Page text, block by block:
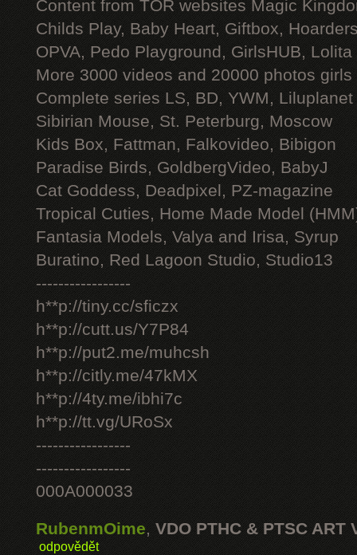
Content from TOR websites Magic
Childs Play, Baby Heart, Giftbox,
OPVA, Pedo Playground, GirlsHUB, Lolita
More 3000 videos and 20000 photos
Complete series LS, BD, YWM, Liluplanet
Sibirian Mouse, St. Peterburg, Moscow
Kids Box, Fattman, Falkovideo, Bibigon
Paradise Birds, GoldbergVideo, BabyJ
Cat Goddess, Deadpixel, PZ-magazine
Tropical Cuties, Home Made Model
Fantasia Models, Valya and Irisa, Syrup
Buratino, Red Lagoon Studio, Studio13
-----------------
h**p://tiny.cc/sficzx
h**p://cutt.us/Y7P84
h**p://put2.me/muhcsh
h**p://citly.me/47kMX
h**p://4ty.me/ibhi7c
h**p://tt.vg/URoSx
-----------------
-----------------
000A000033
RubenmOime, VDO PTHC & PTSC ART
odpovědět